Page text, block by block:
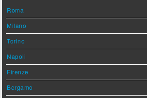
Roma
Milano
Torino
Napoli
Firenze
Bergamo